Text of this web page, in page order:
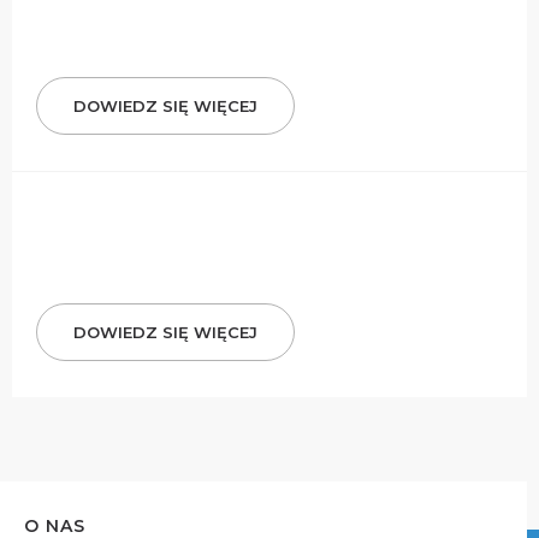
DOWIEDZ SIĘ WIĘCEJ
DOWIEDZ SIĘ WIĘCEJ
O NAS